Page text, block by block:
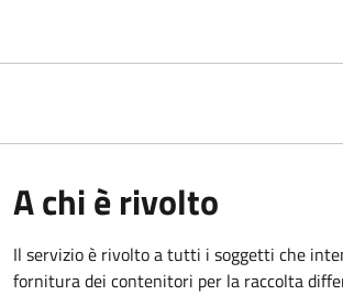
A chi è rivolto
Il servizio è rivolto a tutti i soggetti che
fornitura dei contenitori per la raccolta